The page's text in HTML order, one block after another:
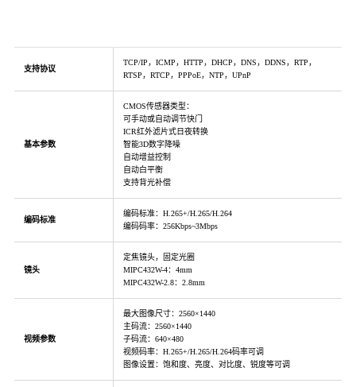
支持协议
TCP/IP，ICMP，HTTP，DHCP，DNS，DDNS，RTP，
RTSP，RTCP，PPPoE，NTP，UPnP
基本参数
CMOS传感器类型：
可手动或自动调节快门
ICR红外滤片式日夜转换
智能3D数字降噪
自动增益控制
自动白平衡
支持背光补偿
编码标准
编码标准：H.265+/H.265/H.264
编码码率：256Kbps~3Mbps
镜头
定焦镜头，固定光圈
MIPC432W-4：4mm
MIPC432W-2.8：2.8mm
视频参数
最大图像尺寸：2560×1440
主码流：2560×1440
子码流：640×480
视频码率：H.265+/H.265/H.264码率可调
图像设置：饱和度、亮度、对比度、锐度等可调